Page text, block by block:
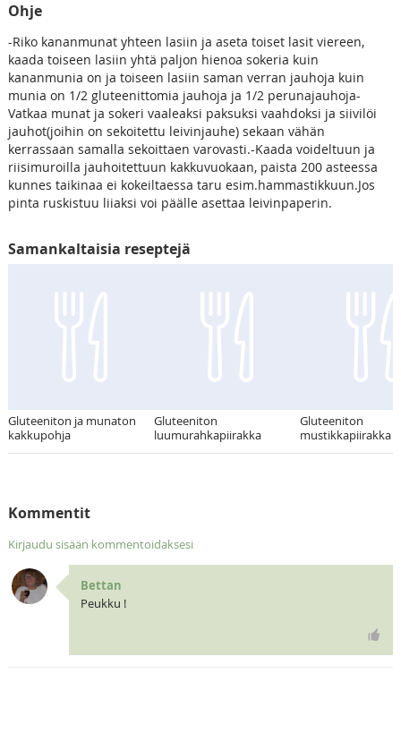
Ohje
-Riko kananmunat yhteen lasiin ja aseta toiset lasit viereen,
kaada toiseen lasiin yhtä paljon hienoa sokeria kuin
kananmunia on ja toiseen lasiin saman verran jauhoja kuin
munia on 1/2 gluteenittomia jauhoja ja 1/2 perunajauhoja-
Vatkaa munat ja sokeri vaaleaksi paksuksi vaahdoksi ja siivilöi
jauhot(joihin on sekoitettu leivinjauhe) sekaan vähän
kerrassaan samalla sekoittaen varovasti.-Kaada voideltuun ja
riisimuroilla jauhoitettuun kakkuvuokaan, paista 200 asteessa
kunnes taikinaa ei kokeiltaessa taru esim.hammastikkuun.Jos
pinta ruskistuu liiaksi voi päälle asettaa leivinpaperin.
Samankaltaisia reseptejä
Gluteeniton ja munaton
kakkupohja
Gluteeniton
luumurahkapiirakka
Gluteeniton
mustikkapiirakka
Kommentit
Kirjaudu sisään kommentoidaksesi
Bettan
Peukku !